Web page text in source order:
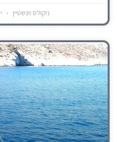
ניקולס וינשטיין